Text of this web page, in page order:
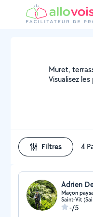
Muret,
Visualisez
Filtres 4
Adrien
Maçon
Saint-Vit
-/5